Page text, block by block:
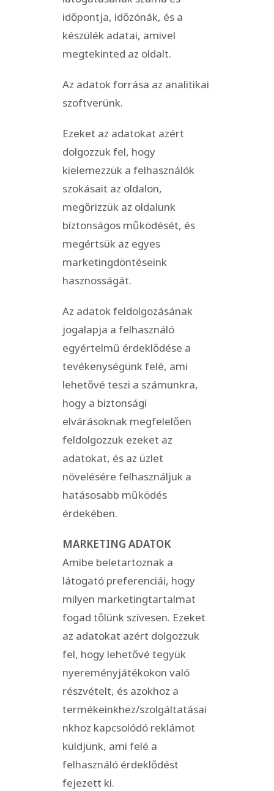
időpontja, időzónák, és a
készülék adatai, amivel
megtekinted az oldalt.
Az adatok forrása az analitikai
szoftverünk.
Ezeket az adatokat azért
dolgozzuk fel, hogy
kielemezzük a felhasználók
szokásait az oldalon,
megőrizzük az oldalunk
biztonságos működését, és
megértsük az egyes
marketingdöntéseink
hasznosságát.
Az adatok feldolgozásának
jogalapja a felhasználó
egyértelmű érdeklődése a
tevékenységünk felé, ami
lehetővé teszi a számunkra,
hogy a biztonsági
elvárásoknak megfelelően
feldolgozzuk ezeket az
adatokat, és az üzlet
növelésére felhasználjuk a
hatásosabb működés
érdekében.
MARKETING ADATOK
Amibe beletartoznak a
látogató preferenciái, hogy
milyen marketingtartalmat
fogad tőlünk szívesen. Ezeket
az adatokat azért dolgozzuk
fel, hogy lehetővé tegyük
nyereményjátékokon való
részvételt, és azokhoz a
termékeinkhez/szolgáltatásai
nkhoz kapcsolódó reklámot
küldjünk, ami felé a
felhasználó érdeklődést
fejezett ki.